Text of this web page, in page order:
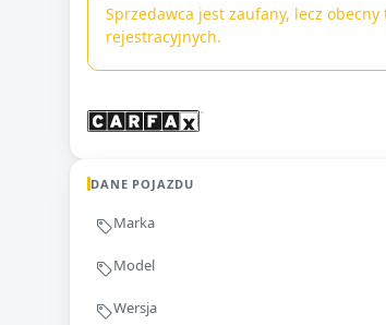
Sprzedawca jest zaufany, lecz obecny
rejestracyjnych.
DANE POJAZDU
Marka
Model
Wersja